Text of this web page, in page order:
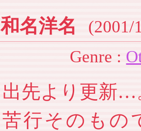
和名洋名
(2001/
Genre :
出先より更新…
苦行そのもの